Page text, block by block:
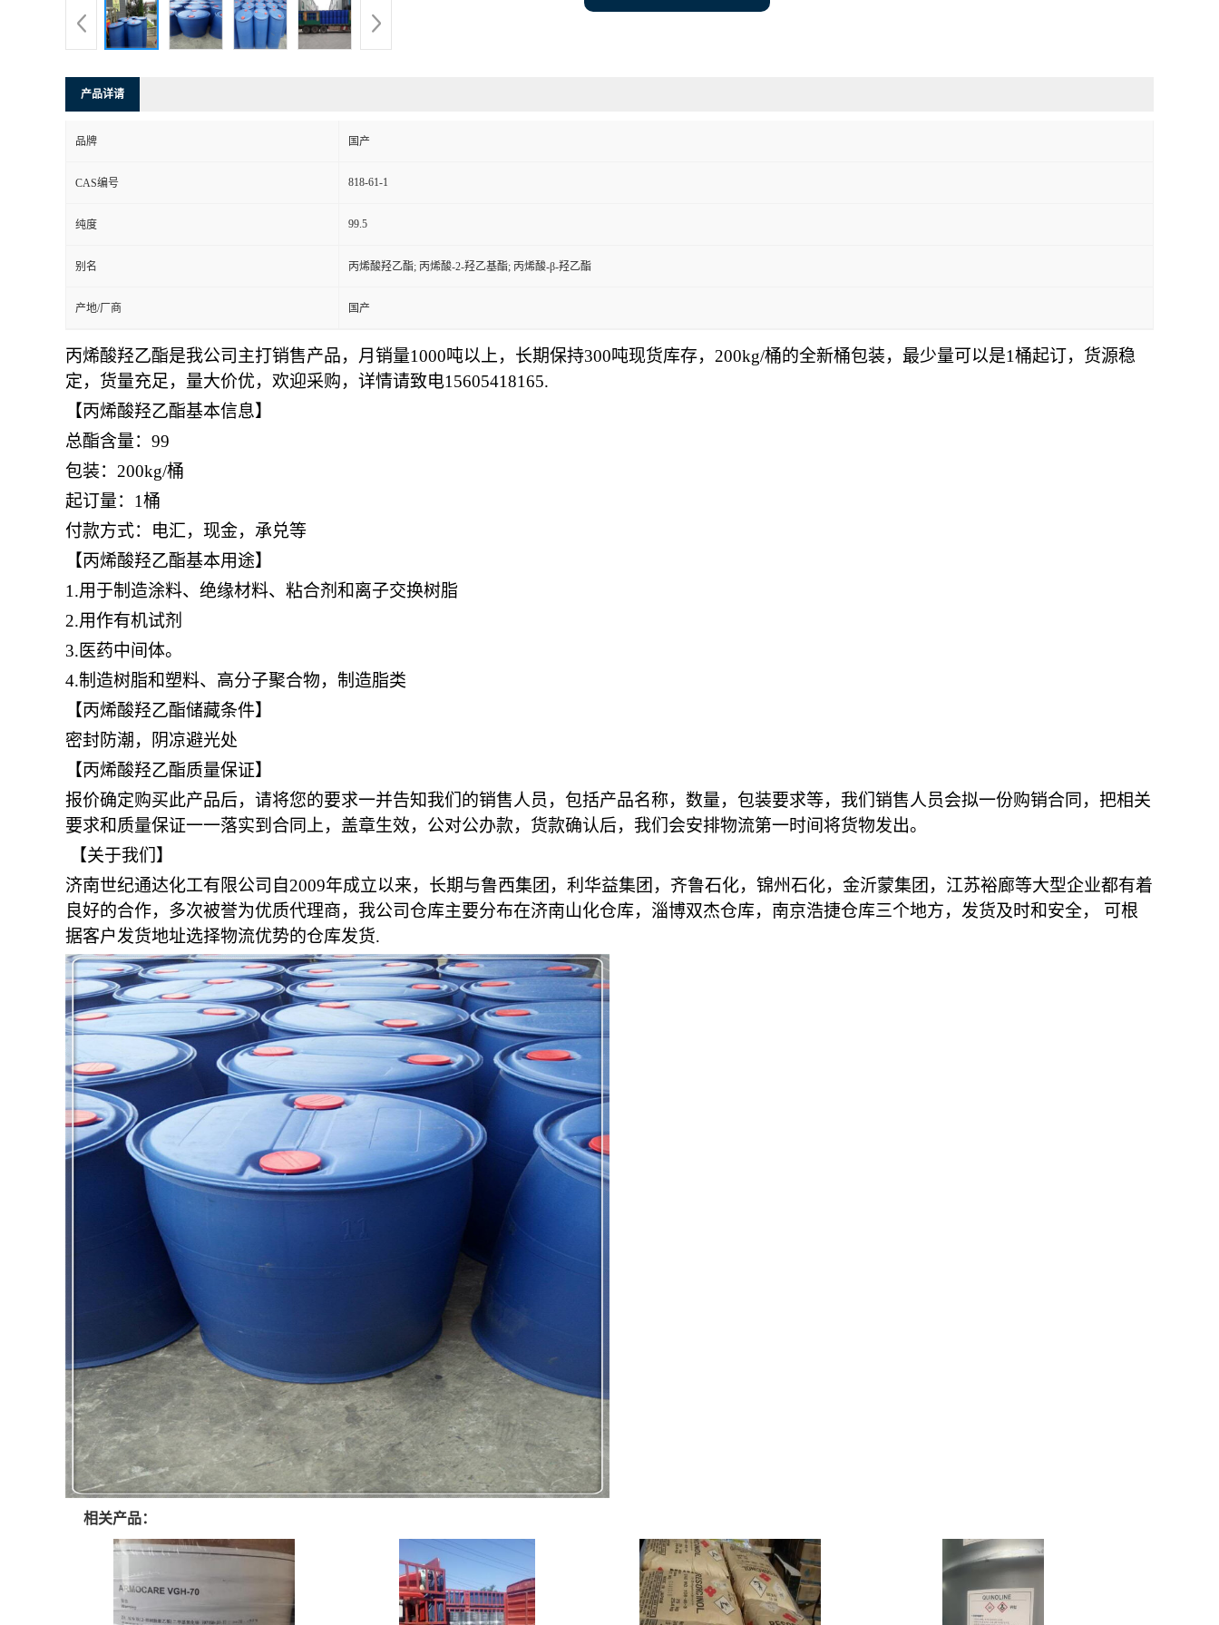
产品详请
品牌 国产
CAS编号 818-61-1
纯度 99.5
别名 丙烯酸羟乙酯; 丙烯酸-2-羟乙基酯; 丙烯酸-β-羟乙酯
产地/厂商 国产
丙烯酸羟乙酯是我公司主打销售产品，月销量1000吨以上，长期保持300吨现货库存，200kg/桶的全新桶包装，最少量可以是1桶起订，货源稳
定，货量充足，量大价优，欢迎采购，详情请致电15605418165.
【丙烯酸羟乙酯基本信息】
总酯含量：99
包装：200kg/桶
起订量：1桶
付款方式：电汇，现金，承兑等
【丙烯酸羟乙酯基本用途】
1.用于制造涂料、绝缘材料、粘合剂和离子交换树脂
2.用作有机试剂
3. 医药中间体。
4.制造树脂和塑料、高分子聚合物，制造脂类
【丙烯酸羟乙酯储藏条件】
密封防潮，阴凉避光处
【丙烯酸羟乙酯质量保证】
报价确定购买此产品后，请将您的要求一并告知我们的销售人员，包括产品名称，数量，包装要求等，我们销售人员会拟一份购销合同，把相关
要求和质量保证一一落实到合同上，盖章生效，公对公办款，货款确认后，我们会安排物流第一时间将货物发出。
【关于我们】
济南世纪通达化工有限公司自2009年成立以来，长期与鲁西集团，利华益集团，齐鲁石化，锦州石化，金沂蒙集团，江苏裕廊等大型企业都有着
良好的合作，多次被誉为优质代理商，我公司仓库主要分布在济南山化仓库，淄博双杰仓库，南京浩捷仓库三个地方，发货及时和安全， 可根
据客户发货地址选择物流优势的仓库发货.
相关产品：